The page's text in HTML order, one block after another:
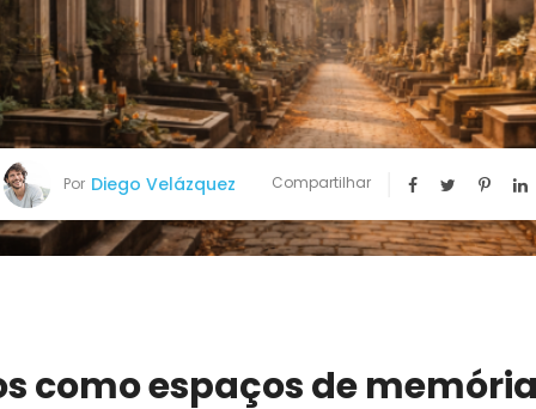
Por Diego Velázquez Compartilhar
como espaços de